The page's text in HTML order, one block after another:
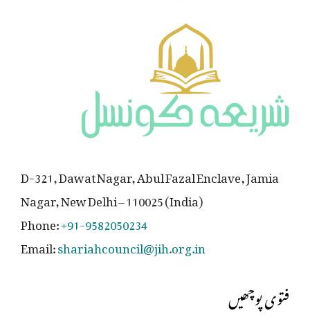
D-321, Dawat Nagar, Abul Fazal Enclave, Jamia
Nagar, New Delhi – 110025 (India)
Phone:+91-9582050234
Email:shariahcouncil@jih.org.in
فتوی پوچھیں